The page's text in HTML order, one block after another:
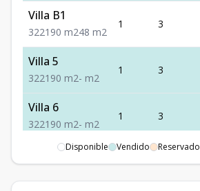
Villa B1
322190 m248 m2
1 3
Villa 5
322190 m2- m2
1 3
Villa 6
322190 m2- m2
1 3
Villa 13
1 2
Disponible Vendido Reservado